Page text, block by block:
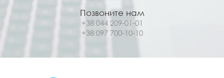
Позвоните нам
+38 044 209-01-01
+38 097 700-10-10